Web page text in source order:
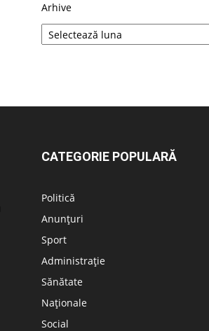
Arhive
CATEGORIE POPULARĂ
Politică
Anunțuri
Sport
Administrație
Sănătate
Naționale
Social